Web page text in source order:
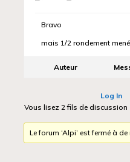
Bravo
mais 1/2 rondement
Auteur
Log In
Vous lisez 2 fils de discussion
Le forum ‘Alpi’ est fermé à